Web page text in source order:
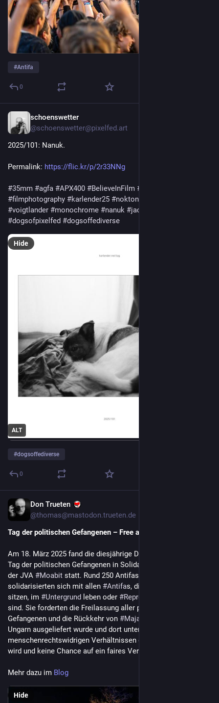
#Antifa
0
schoenswetter
@schoenswetter@pixelfed.art
2025/101: Nanuk.
Permalink: https://flic.kr/p/2r33NNg
#35mm #agfa #APX400 #BelieveInFilm #FilmIsNotDead
#filmphotography #karlender25 #nokton40mm
#voigtlander #monochrome #nanuk #jackrussell
#dogsofpixelfed #dogsoffediverse
ALT
Hide
#dogsoffediverse
0
Don Trueten
@thomas@mastodon.trueten.de
Tag der politischen Gefangenen – Free all Antifas!
Am 18. März 2025 fand die diesjährige Demonstration zum
Tag der politischen Gefangenen in Solidarität mit
der JVA #Moabit statt. Rund 250 Antifaschist*innen
solidarisierten sich mit allen #Antifa﻿s, die in
sitzen, im #Untergrund leben oder #Repressionen
sind. Sie forderten die Freilassung aller politischer
Gefangenen und die Rückkehr von #Maja
Ungarn ausgeliefert wurde und dort unter
menschenrechtswidrigen Verhältnissen gefangen gehalten
wird und keine Chance auf ein faires Verfahren hat.
Mehr dazu im Blog
Hide